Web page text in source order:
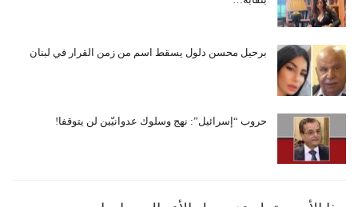
برحيل محسن دلول يسقط اسم من زمن القرار في لبنان
حروب “إسرائيل”: نهج وسلوك عدوانيّين لن يتوقفا!